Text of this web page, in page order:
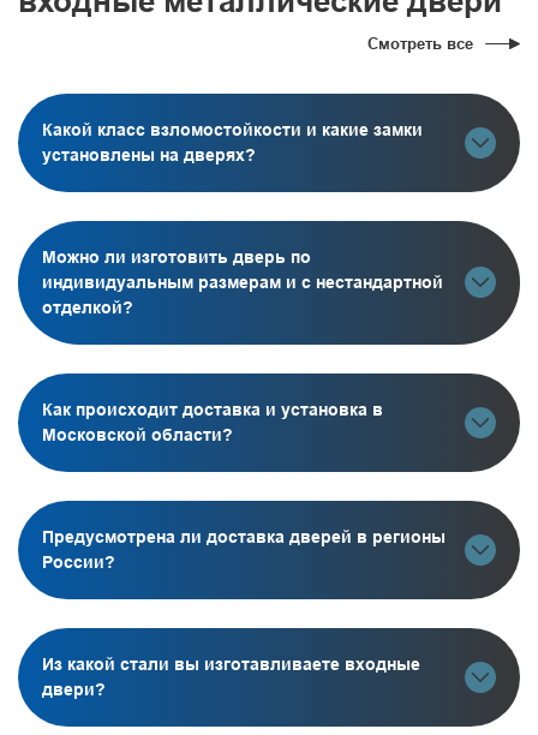
Смотреть все
Какой класс взломостойкости и какие замки
установлены на дверях?
Можно ли изготовить дверь по
индивидуальным размерам и с нестандартной
отделкой?
Как происходит доставка и установка в
Московской области?
Предусмотрена ли доставка дверей в регионы
России?
Из какой стали вы изготавливаете входные
двери?